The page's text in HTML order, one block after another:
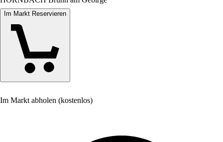
Im Markt Reservieren
Im Markt abholen (kostenlos)